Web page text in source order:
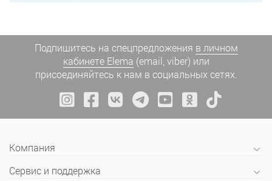
Подпишитесь на спецпредложения в личном
кабинете Elema (email, viber) или
присоединяйтесь к нам в социальных сетях.
Компания
Сервис и поддержка